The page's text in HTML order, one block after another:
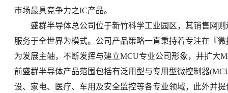
市场最具竞争力之IC产品。
盛群半导体总公司位于新竹科学工业园区，其销售网则
服务于全世界为模式。公司产品策略一直秉持着专注在『
为发展主轴，不断发挥与建立MCU专业公司形象，并扩大
前盛群半导体产品范围包括有泛用型与专用型微控制器
设、家电、医疗、车用及安全监控等各专业领域，此外并